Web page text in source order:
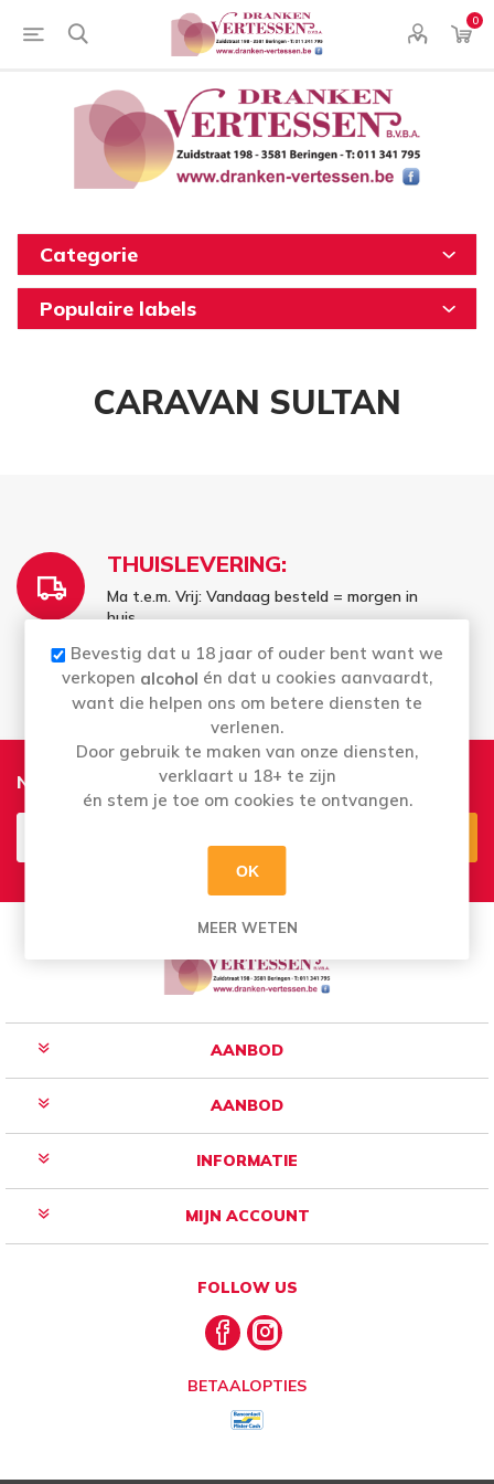
0
Categorie
Populaire labels
CARAVAN SULTAN
THUISLEVERING:
Ma t.e.m. Vrij: Vandaag besteld = morgen in
huis
maandag geleverd
Nieuwsbrief
Opzeggen
AANBOD
AANBOD
INFORMATIE
MIJN ACCOUNT
FOLLOW US
BETAALOPTIES
Bevestig dat u 18 jaar of ouder bent want we
verkopen alcohol én dat u cookies aanvaardt,
want die helpen ons om betere diensten te
verlenen.
Door gebruik te maken van onze diensten,
verklaart u 18+ te zijn
én stem je toe om cookies te ontvangen.
OK
MEER WETEN